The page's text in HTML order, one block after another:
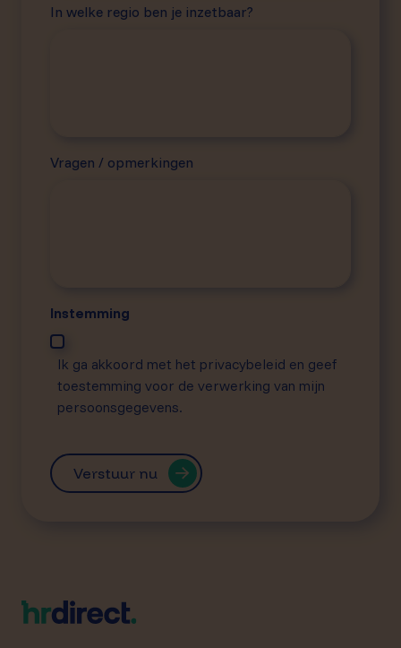
In welke regio ben je inzetbaar?
Vragen / opmerkingen
Instemming
Ik ga akkoord met het privacybeleid en geef
toestemming voor de verwerking van mijn
persoonsgegevens.
Verstuur nu